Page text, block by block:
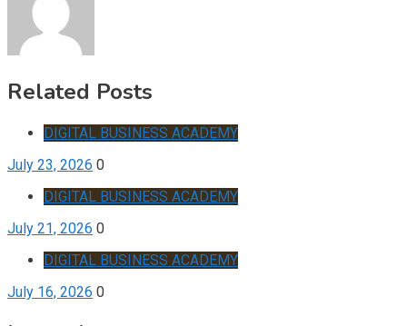
Related Posts
DIGITAL BUSINESS ACADEMY
July 23, 2026 0
DIGITAL BUSINESS ACADEMY
July 21, 2026 0
DIGITAL BUSINESS ACADEMY
July 16, 2026 0